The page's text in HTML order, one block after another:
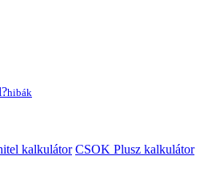
hibák
kalkulátor CSOK Plusz kalkulátor